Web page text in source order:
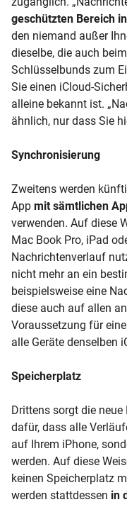
geschützten Bereich
den niemand außer
dieselbe, die auch
Schlüsselbunds zum
Sie einen iCloud-
alleine bekannt ist.
ähnlich, nur dass Sie
Synchronisierung
Zweitens werden
App mit sämtlichen
verwenden. Auf diese
Mac Book Pro, iPad
Nachrichtenverlauf
nicht mehr an ein
beispielsweise eine
diese auch auf allen
Voraussetzung für
alle Geräte denselben
Speicherplatz
Drittens sorgt die
dafür, dass alle
auf Ihrem iPhone,
werden. Auf diese
keinen Speicherplatz
werden stattdessen in